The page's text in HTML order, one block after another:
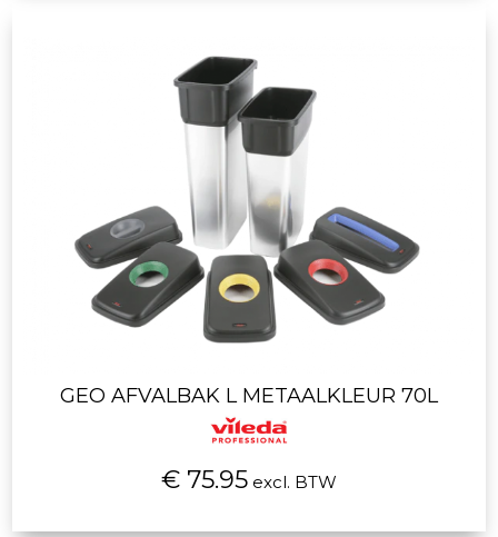
GEO AFVALBAK L METAALKLEUR 70L
€ 75.95 excl. BTW